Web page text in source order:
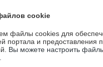
сайта
cookie
файлы cookies для
портала и предоставления
Вы можете настроить